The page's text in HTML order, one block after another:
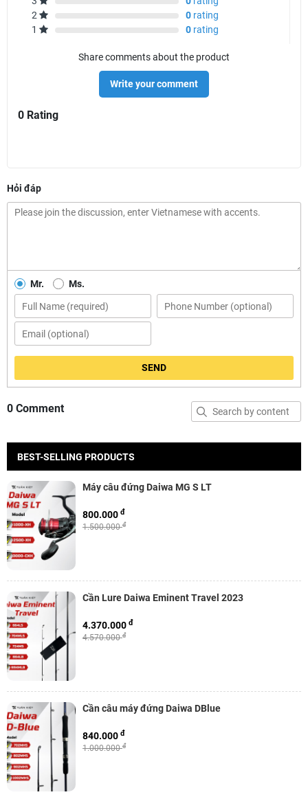
2
0 rating
1
0 rating
Share comments about the product
Write your comment
0 Rating
Hỏi đáp
Mr. Ms.
SEND
0 Comment
BEST-SELLING PRODUCTS
Máy câu đứng Daiwa MG S LT
1.500.000đ
800.000 đ
Cần Lure Daiwa Eminent Travel 2023
4.570.000đ
4.370.000 đ
Cần câu máy đứng Daiwa DBlue
1.000.000đ
840.000 đ